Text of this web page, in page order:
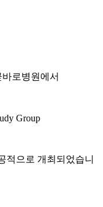
로병원에서
Group
적으로 개최되었습니